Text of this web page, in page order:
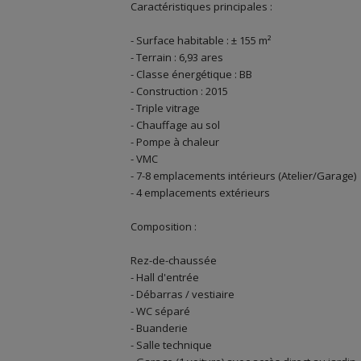
Caractéristiques principales :
- Surface habitable : ± 155 m²
- Terrain : 6,93 ares
- Classe énergétique : BB
- Construction : 2015
- Triple vitrage
- Chauffage au sol
- Pompe à chaleur
- VMC
- 7-8 emplacements intérieurs (Atelier/Garage)
- 4 emplacements extérieurs
Composition :
Rez-de-chaussée
- Hall d'entrée
- Débarras / vestiaire
- WC séparé
- Buanderie
- Salle technique